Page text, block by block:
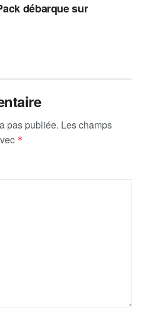
débarque sur
pas publiée. Les champs
*